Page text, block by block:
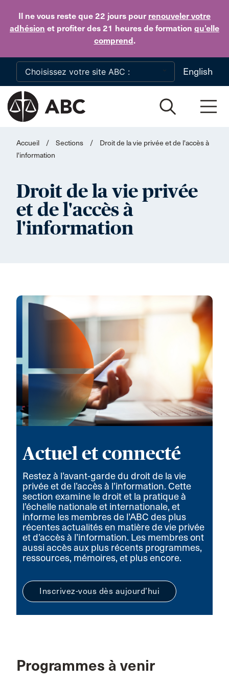
Il ne vous reste que 22 jours pour renouveler votre
adhésion et profiter des 21 heures de formation qu’elle
comprend.
Skip to main content
English
Accueil / Sections /
Droit de la vie privée et de l'accès à
l'information
Droit de la vie privée
et de l'accès à
l'information
Actuel et connecté
Restez à l’avant-garde du droit de la vie
privée et de l’accès à l’information. Cette
section examine le droit et la pratique à
l’échelle nationale et internationale, et
informe les membres de l’ABC des plus
récentes actualités en matière de vie privée
et d’accès à l’information. Les membres ont
aussi accès aux plus récents programmes,
ressources, mémoires, et plus encore.
Inscrivez-vous dès aujourd’hui
Programmes à venir